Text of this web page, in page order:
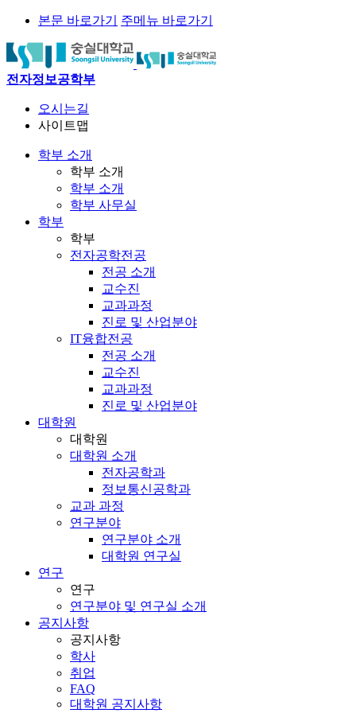
본문 바로가기 주메뉴 바로가기
전자정보공학부
오시는길
사이트맵
학부 소개
학부 소개
학부 소개
학부 사무실
학부
학부
전자공학전공
전공 소개
교수진
교과과정
진로 및 산업분야
IT융합전공
전공 소개
교수진
교과과정
진로 및 산업분야
대학원
대학원
대학원 소개
전자공학과
정보통신공학과
교과 과정
연구분야
연구분야 소개
대학원 연구실
연구
연구
연구분야 및 연구실 소개
공지사항
공지사항
학사
취업
FAQ
대학원 공지사항